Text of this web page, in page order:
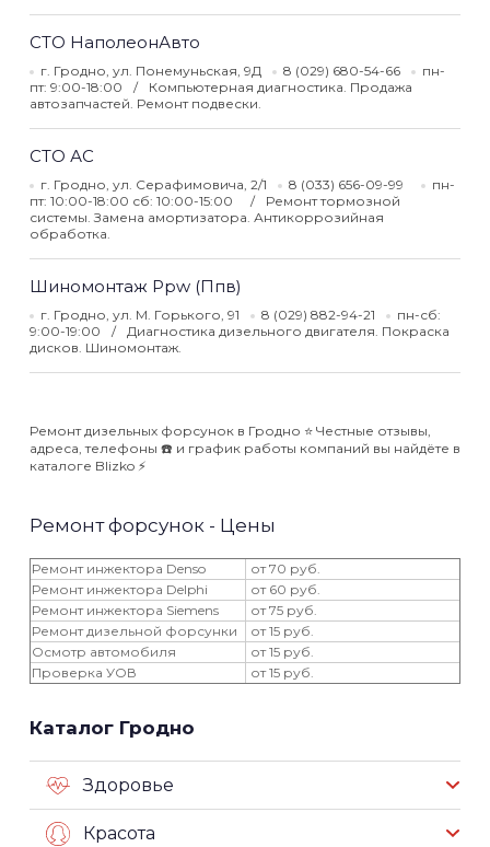
СТО НаполеонАвто
г. Гродно, ул. Понемуньская, 9Д 8 (029) 680-54-66
пн-
пт: 9:00-18:00
Компьютерная диагностика. Продажа
автозапчастей. Ремонт подвески.
СТО АС
г. Гродно, ул. Серафимовича, 2/1 8 (033) 656-09-99
пн-
пт: 10:00-18:00 сб: 10:00-15:00
Ремонт тормозной
системы. Замена амортизатора. Антикоррозийная
обработка.
Шиномонтаж Ppw (Ппв)
г. Гродно, ул. М. Горького, 91 8 (029) 882-94-21
пн-сб:
9:00-19:00
Диагностика дизельного двигателя. Покраска
дисков. Шиномонтаж.
Ремонт дизельных форсунок в Гродно ⭐️ Честные отзывы,
адреса, телефоны ☎️ и график работы компаний вы найдёте в
каталоге Blizko ⚡️
Ремонт форсунок - Цены
Ремонт инжектора Denso
от 70 руб.
Ремонт инжектора Delphi
от 60 руб.
Ремонт инжектора Siemens
от 75 руб.
Ремонт дизельной форсунки
от 15 руб.
Осмотр автомобиля
от 15 руб.
Проверка УОВ
от 15 руб.
Каталог Гродно
Здоровье
Красота